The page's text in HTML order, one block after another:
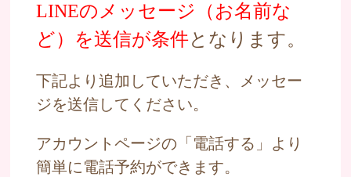
LINEのメッセージ（お名前な
ど）を送信が条件となります。
下記より追加していただき、メッセー
ジを送信してください。
アカウントページの「電話する」より
簡単に電話予約ができます。